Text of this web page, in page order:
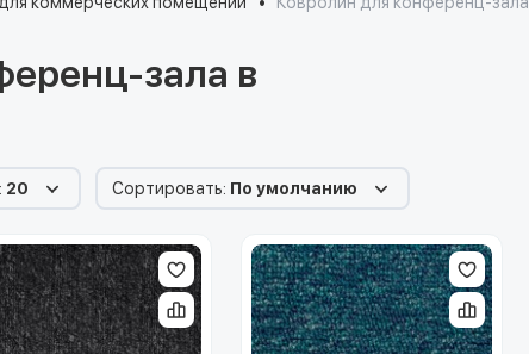
зала в
20 Сортировать: По умолчанию